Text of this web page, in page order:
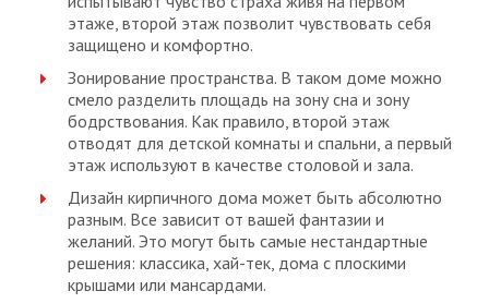
этаже, второй этаж позволит чувствовать себя
защищено и комфортно.
Зонирование пространства. В таком доме можно
смело разделить площадь на зону сна и зону
бодрствования. Как правило, второй этаж
отводят для детской комнаты и спальни, а первый
этаж используют в качестве столовой и зала.
Дизайн кирпичного дома может быть абсолютно
разным. Все зависит от вашей фантазии и
желаний. Это могут быть самые нестандартные
решения: классика, хай-тек, дома с плоскими
крышами или мансардами.